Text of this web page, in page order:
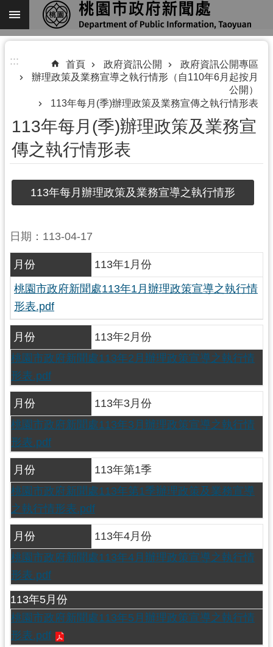
跳到主要內容區塊
進
搜
關
們
關
通
訊
錄
業
務
資
訊
訊
息
公
告
便
民
服
務
政
府
資
訊
公
開
回
首
::: 首頁 政府資訊公開
政府資訊公開專區
辦理政策及業務宣導之執行情形（自110年6月起按月
公開）
113年每月(季)辦理政策及業務宣傳之執行情形表
113年每月(季)辦理政策及業務宣
傳之執行情形表
113年每月辦理政策及業務宣導之執行情形
日期：113-04-17
月份
113年1月份
桃園市政府新聞處113年1月辦理政策宣導之執行情
形表.pdf
月份
113年2月份
桃園市政府新聞處113年2月辦理政策宣導之執行情
形表.pdf
月份
113年3月份
桃園市政府新聞處113年3月辦理政策宣導之執行情
形表.pdf
月份
113年第1季
桃園市政府新聞處113年第1季辦理政策及業務宣導
之執行情形表.pdf
月份
113年4月份
桃園市政府新聞處113年4月辦理政策宣導之執行情
形表.pdf
113年5月份
桃園市政府新聞處113年5月辦理政策宣導之執行情
形表.pdf